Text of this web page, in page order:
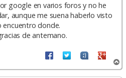
google en varios foros y no he
aunque me suena haberlo visto
encuentro donde.
de antemano.
r